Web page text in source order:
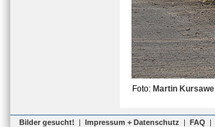
Foto: Martin Kursawe
Bilder gesucht! | Impressum + Datenschutz | FAQ |